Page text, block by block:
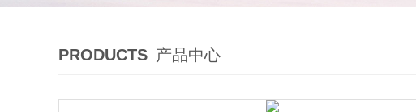
PRODUCTS 产品中心